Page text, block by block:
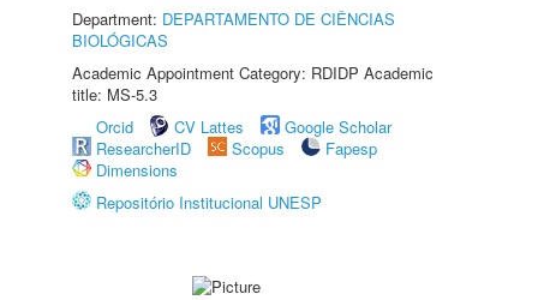
Department: DEPARTAMENTO DE CIÊNCIAS
BIOLÓGICAS
Academic Appointment Category: RDIDP Academic
title: MS-5.3
Orcid
CV Lattes
Google Scholar
ResearcherID
Scopus
Fapesp
Dimensions
Repositório Institucional UNESP